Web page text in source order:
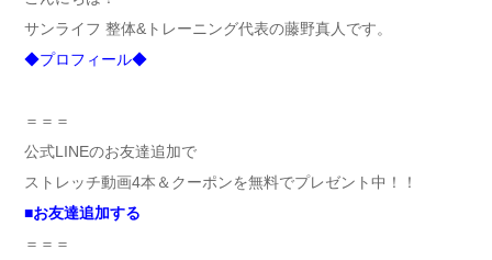
サンライフ 整体&トレーニング代表の藤野真人です。
◆プロフィール◆
＝＝＝
公式LINEのお友達追加で
ストレッチ動画4本＆クーポンを無料でプレゼント中！！
■お友達追加する
＝＝＝